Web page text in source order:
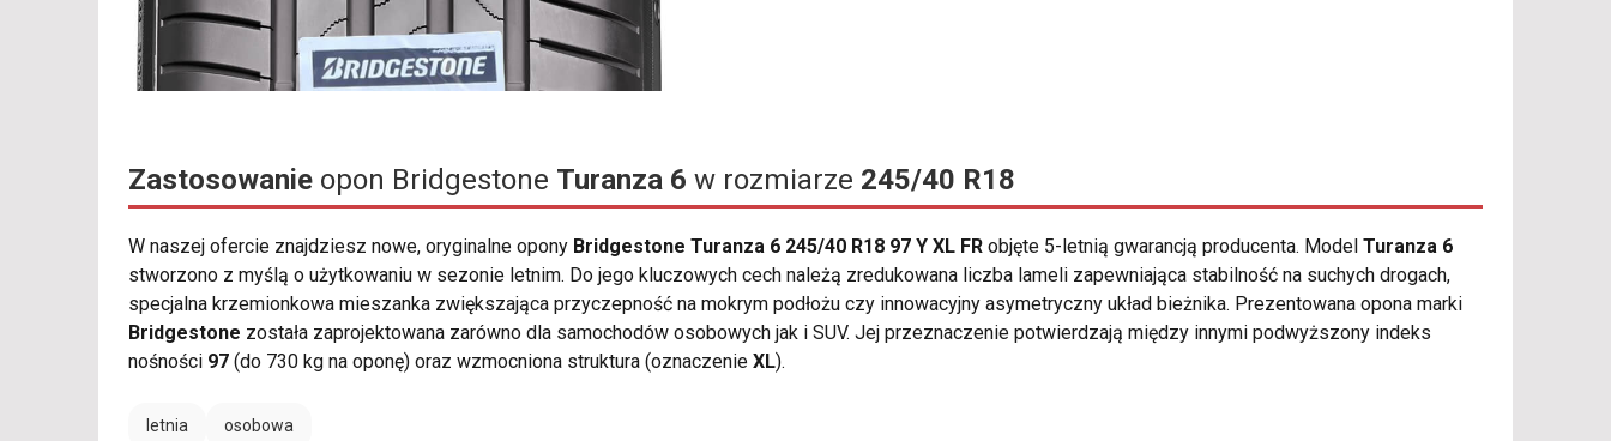
Zastosowanie opon Bridgestone Turanza 6 w rozmiarze 245/40 R18
W naszej ofercie znajdziesz nowe, oryginalne opony Bridgestone Turanza 6 245/40 R18 97 Y XL FR objęte 5-letnią gwarancją producenta. Model Turanza 6
stworzono z myślą o użytkowaniu w sezonie letnim. Do jego kluczowych cech należą zredukowana liczba lameli zapewniająca stabilność na suchych drogach,
specjalna krzemionkowa mieszanka zwiększająca przyczepność na mokrym podłożu czy innowacyjny asymetryczny układ bieżnika. Prezentowana opona marki
Bridgestone została zaprojektowana zarówno dla samochodów osobowych jak i SUV. Jej przeznaczenie potwierdzają między innymi podwyższony indeks
nośności 97 (do 730 kg na oponę) oraz wzmocniona struktura (oznaczenie XL).
letnia osobowa